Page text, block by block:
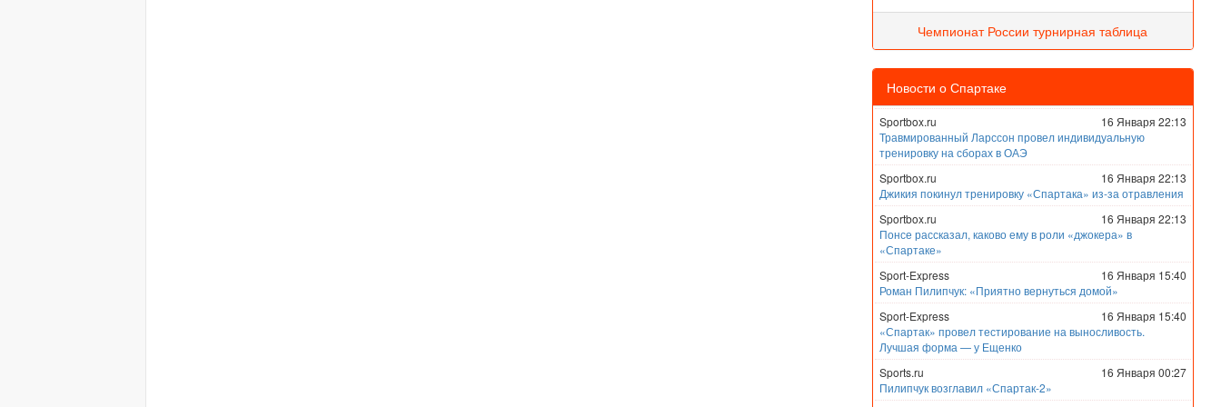
Чемпионат России турнирная таблица
Новости о Спартаке
Sportbox.ru
16 Января 22:13
Травмированный Ларссон провел индивидуальную
тренировку на сборах в ОАЭ
Sportbox.ru
16 Января 22:13
Джикия покинул тренировку «Спартака» из-за отравления
Sportbox.ru
16 Января 22:13
Понсе рассказал, каково ему в роли «джокера» в
«Спартаке»
Sport-Express
16 Января 15:40
Роман Пилипчук: «Приятно вернуться домой»
Sport-Express
16 Января 15:40
«Спартак» провел тестирование на выносливость.
Лучшая форма — у Ещенко
Sports.ru
16 Января 00:27
Пилипчук возглавил «Спартак-2»